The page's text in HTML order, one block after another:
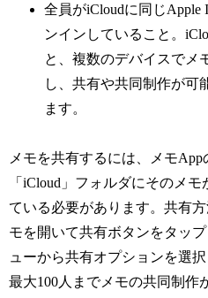
全員がiCloudに同じApple
ンインしていること。
と、複数のデバイスでメ
し、共有や共同制作が可
ます。
メモを共有するには、メモApp
「iCloud」フォルダにそのメモ
ている必要があります。共有方
モを開いて共有ボタンをタッ
ューから共有オプションを選択
最大100人までメモの共同制作